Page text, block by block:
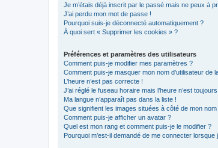
Je m’étais déjà inscrit par le passé mais ne peux à
J’ai perdu mon mot de passe !
Pourquoi suis-je déconnecté automatiquement ?
À quoi sert « Supprimer les cookies » ?
Préférences et paramètres des utilisateurs
Comment puis-je modifier mes paramètres ?
Comment puis-je masquer mon nom d’utilisateur de
L’heure n’est pas correcte !
J’ai réglé le fuseau horaire mais l’heure n’est
Ma langue n’apparaît pas dans la liste !
Que signifient les images situées à côté de mon nom
Comment puis-je afficher un avatar ?
Quel est mon rang et comment puis-je le modifier ?
Pourquoi m’est-il demandé de me connecter